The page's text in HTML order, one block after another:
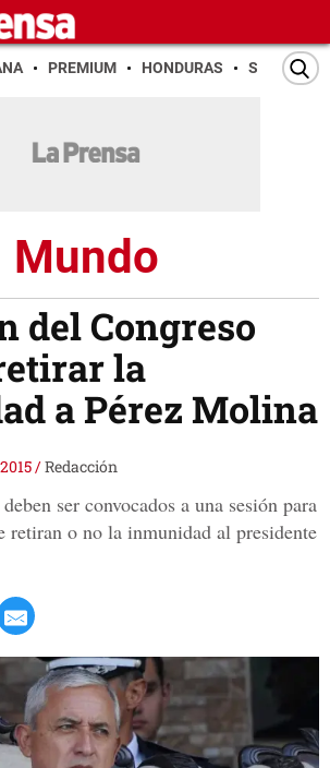
PREMIUM HONDURAS SAN PEDRO
Mundo
del Congreso
la
a Pérez Molina
/Redacción
ser convocados a una sesión para
retiran o no la inmunidad al presidente